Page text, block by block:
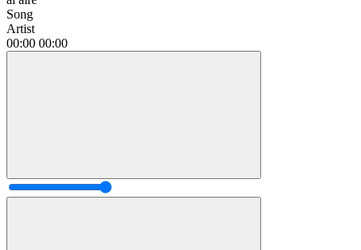
Song
Artist
00:00 00:00